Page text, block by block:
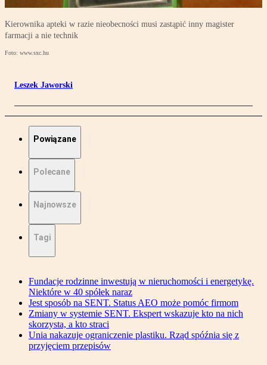
Kierownika apteki w razie nieobecności musi zastąpić inny magister
farmacji a nie technik
Foto: www.sxc.hu
Leszek Jaworski
Powiązane
Polecane
Najnowsze
Tagi
Fundacje rodzinne inwestują w nieruchomości i energetykę.
Niektóre w 40 spółek naraz
Jest sposób na SENT. Status AEO może pomóc firmom
Zmiany w systemie SENT. Ekspert wskazuje kto na nich
skorzysta, a kto straci
Unia nakazuje ograniczenie plastiku. Rząd spóźnia się z
przyjęciem przepisów